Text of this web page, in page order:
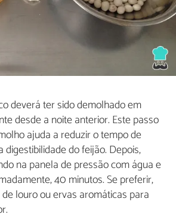
deverá ter sido demolhado em
desde a noite anterior. Este passo
ajuda a reduzir o tempo de
do feijão. Depois,
na panela de pressão com água e
40 minutos. Se preferir,
louro ou ervas aromáticas para